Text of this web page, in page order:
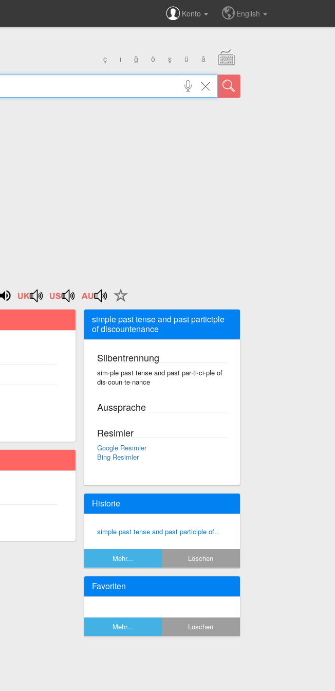
Konto English
ç ı ğ ö ş ü â
simple past tense and past participle
of discountenance
Silbentrennung
sim·ple past tense and past par·ti·ci·ple of
dis·coun·te·nance
Aussprache
Resimler
Google Resimler
Bing Resimler
Historie
simple past tense and past participle of..
Mehr... Löschen
Favoriten
Mehr... Löschen